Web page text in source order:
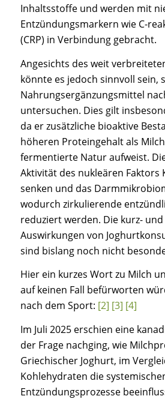
Inhaltsstoffe und werden mit
Entzündungsmarkern wie C-
(CRP) in Verbindung gebracht.
Angesichts des weit
könnte es jedoch sinnvoll sein,
Nahrungsergänzungsmittel
untersuchen. Dies gilt
da er zusätzliche bioaktive
höheren Proteingehalt als
fermentierte Natur aufweist.
Aktivität des nukleären Faktors
senken und das
wodurch zirkulierende
reduziert werden. Die kurz-
Auswirkungen von
sind bislang noch nicht
Hier ein kurzes Wort zu Milch
auf keinen Fall befürworten
nach dem Sport: [2] [3] [4]
Im Juli 2025 erschien eine
der Frage nachging, wie
Griechischer Joghurt, im
Kohlehydraten die
Entzündungsprozesse